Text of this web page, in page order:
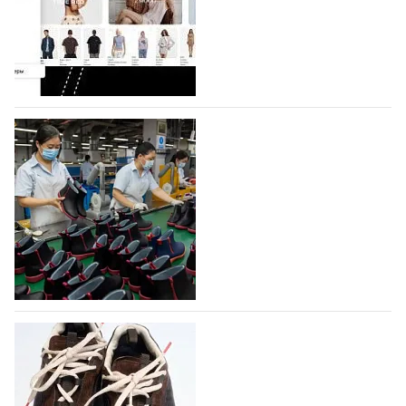
Co., Ltd., основанная в 2011 году и расположенная в
Гуанчжоу, столице моды Китая, является
профессиональной обувной компанией,
объединяющей разработку, производство и…
07.08.2026 491
На платформе Lamoda - новый раздел и
условия продвижения локальных
дизайнерских марок
Российский маркетплейс Lamoda решил обновить
раздел для продажи продукции локальных
дизайнерских марок одежды, обуви и аксессуаров.
Бренды также получат маркетинговую…
06.08.2026 658
Объем мирового производства обуви в
2025 году практически не увеличился
В 2025 году мировое производство обуви